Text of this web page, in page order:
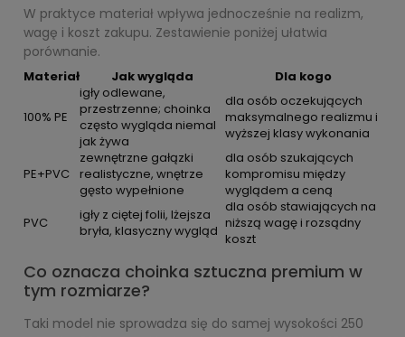
W praktyce materiał wpływa jednocześnie na realizm,
wagę i koszt zakupu. Zestawienie poniżej ułatwia
porównanie.
Materiał Jak wygląda Dla kogo
100% PE
igły odlewane,
przestrzenne; choinka
często wygląda niemal
jak żywa
dla osób oczekujących
maksymalnego realizmu i
wyższej klasy wykonania
PE+PVC
zewnętrzne gałązki
realistyczne, wnętrze
gęsto wypełnione
dla osób szukających
kompromisu między
wyglądem a ceną
PVC
igły z ciętej folii, lżejsza
bryła, klasyczny wygląd
dla osób stawiających na
niższą wagę i rozsądny
koszt
Co oznacza choinka sztuczna premium w
tym rozmiarze?
Taki model nie sprowadza się do samej wysokości 250